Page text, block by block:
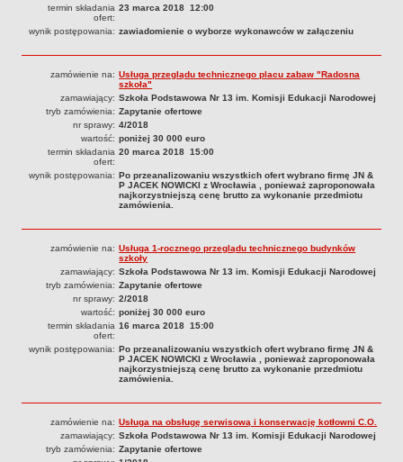
termin składania
ofert:
23 marca 2018 12:00
wynik postępowania: zawiadomienie o wyborze wykonawców w załączeniu
zamówienie na: Usługa przeglądu technicznego placu zabaw "Radosna
szkoła"
zamawiający: Szkoła Podstawowa Nr 13 im. Komisji Edukacji Narodowej
tryb zamówienia: Zapytanie ofertowe
nr sprawy: 4/2018
wartość: poniżej 30 000 euro
termin składania
ofert:
20 marca 2018 15:00
wynik postępowania: Po przeanalizowaniu wszystkich ofert wybrano firmę JN &
P JACEK NOWICKI z Wrocławia , ponieważ zaproponowała
najkorzystniejszą cenę brutto za wykonanie przedmiotu
zamówienia.
zamówienie na: Usługa 1-rocznego przeglądu technicznego budynków
szkoły
zamawiający: Szkoła Podstawowa Nr 13 im. Komisji Edukacji Narodowej
tryb zamówienia: Zapytanie ofertowe
nr sprawy: 2/2018
wartość: poniżej 30 000 euro
termin składania
ofert:
16 marca 2018 15:00
wynik postępowania: Po przeanalizowaniu wszystkich ofert wybrano firmę JN &
P JACEK NOWICKI z Wrocławia , ponieważ zaproponowała
najkorzystniejszą cenę brutto za wykonanie przedmiotu
zamówienia.
zamówienie na: Usługa na obsługę serwisową i konserwację kotłowni C.O.
zamawiający: Szkoła Podstawowa Nr 13 im. Komisji Edukacji Narodowej
tryb zamówienia: Zapytanie ofertowe